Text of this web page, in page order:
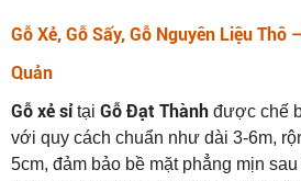
Gỗ Xẻ, Gỗ Sấy, Gỗ Nguyên Liệu Thô
Quản
Gỗ xẻ sỉtại Gỗ Đạt Thành được chế
với quy cách chuẩn như dài 3-6m,
5cm, đảm bảo bề mặt phẳng mịn